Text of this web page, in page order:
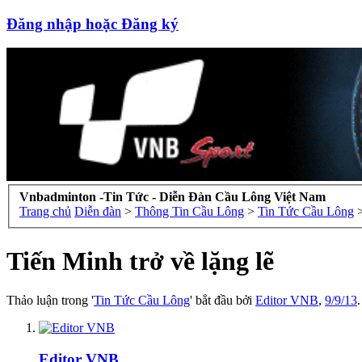
Đăng nhập hoặc Đăng ký
Vnbadminton -Tin Tức - Diễn Đàn Cầu Lông Việt Nam
Trang chủ Diễn đàn > Thông Tin Cầu Lông > Tin Tức Cầu Lông
Tiến Minh trở về lặng lẽ
Thảo luận trong 'Tin Tức Cầu Lông' bắt đầu bởi Editor VNB, 9/9/13.